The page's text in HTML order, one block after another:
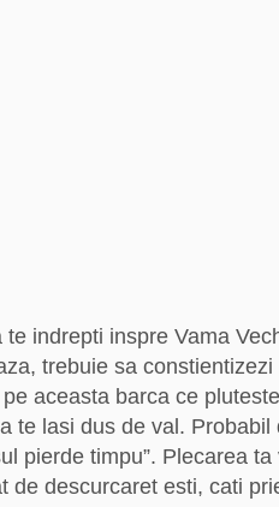
indrepti inspre Vama
trebuie sa
aceasta barca ce
te lasi dus de val.
pierde timpu”. Plecarea
de descurcaret esti, cati